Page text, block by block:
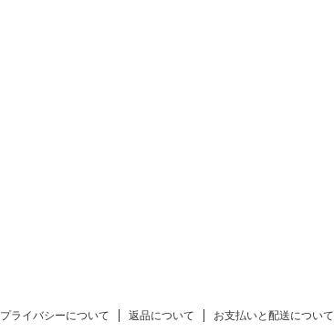
プライバシーについて 返品について お支払いと配送について